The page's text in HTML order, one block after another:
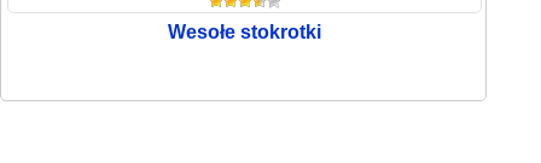
Wesołe stokrotki